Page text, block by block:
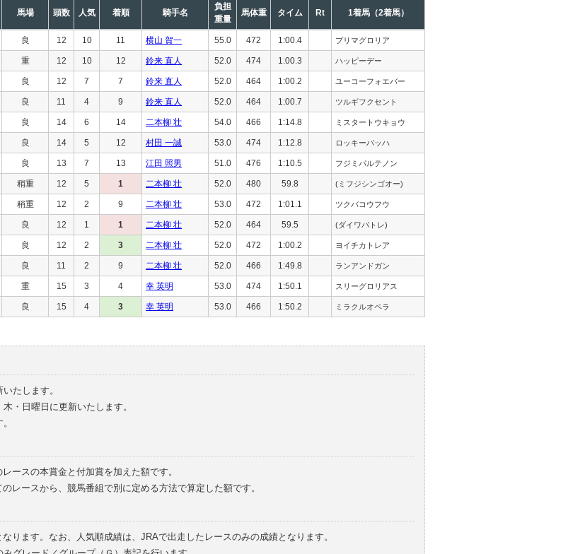
馬場 頭数 人気 着順 騎手名
負担
重量
馬体重 タイム Rt 1着馬（2着馬）
良 12 10 11 横山 賀一 55.0 472 1:00.4 プリマグロリア
重 12 10 12 鈴来 直人 52.0 474 1:00.3 ハッピーデー
良 12 7 7 鈴来 直人 52.0 464 1:00.2 ユーコーフォエバー
良 11 4 9 鈴来 直人 52.0 464 1:00.7 ツルギフクセント
良 14 6 14 二本柳 壮 54.0 466 1:14.8 ミスタートウキョウ
良 14 5 12 村田 一誠 53.0 474 1:12.8 ロッキーバッハ
良 13 7 13 江田 照男 51.0 476 1:10.5 フジミパルテノン
稍重 12 5 1 二本柳 壮 52.0 480 59.8 (ミフジシンゴオー)
稍重 12 2 9 二本柳 壮 53.0 472 1:01.1 ツクバコウフウ
良 12 1 1 二本柳 壮 52.0 464 59.5 (ダイワパトレ)
良 12 2 3 二本柳 壮 52.0 472 1:00.2 ヨイチカトレア
良 11 2 9 二本柳 壮 52.0 466 1:49.8 ランアンドガン
重 15 3 4 幸 英明 53.0 474 1:50.1 スリーグロリアス
良 15 4 3 幸 英明 53.0 466 1:50.2 ミラクルオペラ
たします。
・日曜日に更新いたします。
ースの本賞金と付加賞を加えた額です。
レースから、競馬番組で別に定める方法で算定した額です。
ります。なお、人気順成績は、JRAで出走したレースのみの成績となります。